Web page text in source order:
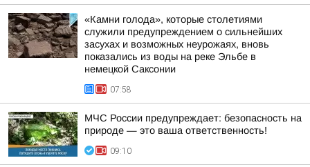
«Камни голода», которые столетиями
служили предупреждением о сильнейших
засухах и возможных неурожаях, вновь
показались из воды на реке Эльбе в
немецкой Саксонии
07:58
МЧС России предупреждает: безопасность на
природе — это ваша ответственность!
09:10